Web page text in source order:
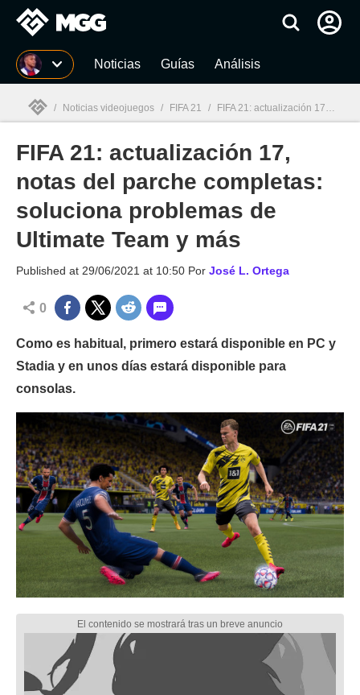
MGG Noticias Guías Análisis
MGG
/ Noticias videojuegos / FIFA 21 / FIFA 21: actualización 17, notas del parche completas: soluciona problemas de Ultimate Team y más
FIFA 21: actualización 17,
notas del parche completas:
soluciona problemas de
Ultimate Team y más
Published at 29/06/2021 at 10:50 Por José L. Ortega
0
Como es habitual, primero estará disponible en PC y
Stadia y en unos días estará disponible para
consolas.